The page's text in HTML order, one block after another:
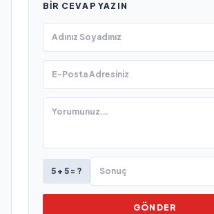
BIR CEVAP YAZIN
5 + 5 = ?
GÖNDER